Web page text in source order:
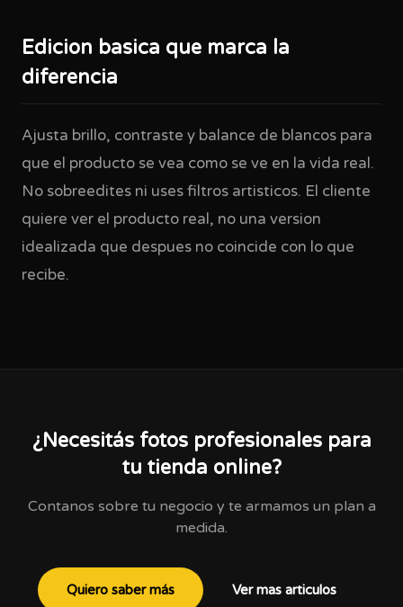
Edicion basica que marca la
diferencia
Ajusta brillo, contraste y balance de blancos para
que el producto se vea como se ve en la vida real.
No sobreedites ni uses filtros artisticos. El cliente
quiere ver el producto real, no una version
idealizada que despues no coincide con lo que
recibe.
¿Necesitás fotos profesionales para
tu tienda online?
Contanos sobre tu negocio y te armamos un plan a
medida.
Quiero saber más Ver mas articulos